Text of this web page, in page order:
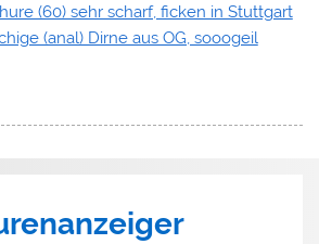
(60) sehr scharf, ficken in Stuttgart
(anal) Dirne aus OG, sooogeil